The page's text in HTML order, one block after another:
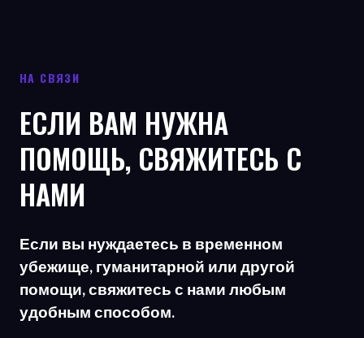
НА СВЯЗИ
ЕСЛИ ВАМ НУЖНА
ПОМОЩЬ, СВЯЖИТЕСЬ С
НАМИ
Если вы нуждаетесь в временном
убежище, гуманитарной или другой
помощи, свяжитесь с нами любым
удобным способом.